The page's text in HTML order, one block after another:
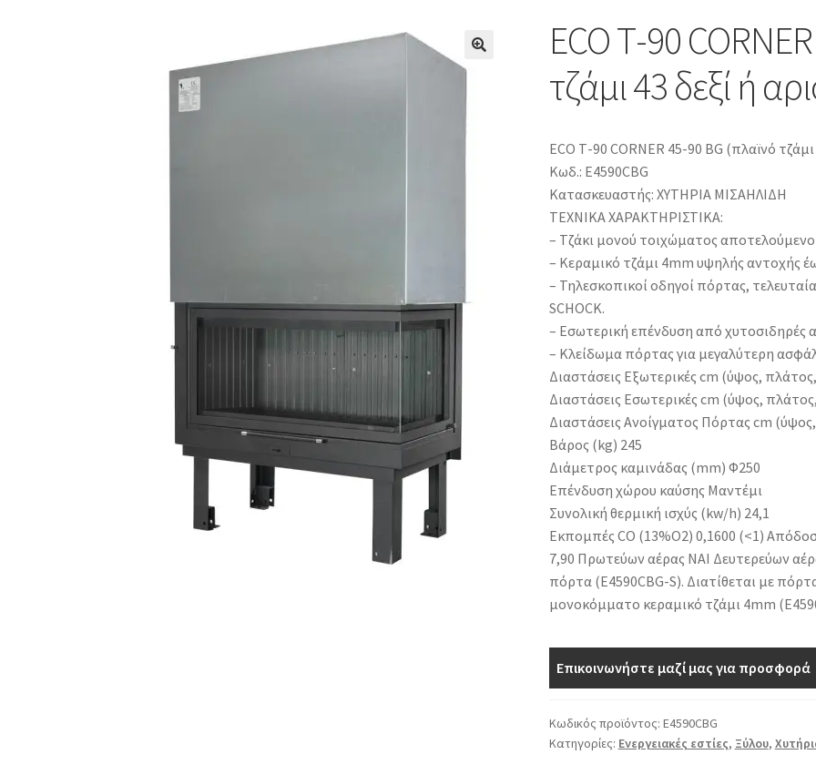
ECO Τ-90
τζάμι 43 δεξί ή
ECO Τ-90 CORNER 45-90 BG (πλαϊνό
Κωδ.: E4590CBG
Κατασκευαστής: ΧΥΤΗΡΙΑ ΜΙΣΑΗΛΙΔΗ
ΤΕΧΝΙΚΑ ΧΑΡΑΚΤΗΡΙΣΤΙΚΑ:
– Τζάκι μονού τοιχώματος
– Κεραμικό τζάμι 4mm υψηλής αντοχής
– Τηλεσκοπικοί οδηγοί πόρτας,
SCHOCK.
– Εσωτερική επένδυση από χυτοσιδηρές
– Κλείδωμα πόρτας για μεγαλύτερη
Διαστάσεις Εξωτερικές cm (ύψος,
Διαστάσεις Εσωτερικές cm (ύψος,
Διαστάσεις Ανοίγματος Πόρτας cm
Βάρος (kg) 245
Διάμετρος καμινάδας (mm) Φ250
Επένδυση χώρου καύσης Μαντέμι
Συνολική θερμική ισχύς (kw/h) 24,1
Εκπομπές CO (13%O2) 0,1600 (<1)
7,90 Πρωτεύων αέρας ΝΑΙ Δευτερεύων
πόρτα (E4590CBG-S). Διατίθεται με
μονοκόμματο κεραμικό τζάμι 4mm
Επικοινωνήστε μαζί μας για προσφορά
Κωδικός προϊόντος: E4590CBG
Κατηγορίες: Ενεργειακές εστίες, Ξύλου,